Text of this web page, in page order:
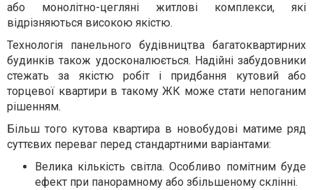
або монолітно-цегляні житлові комплекси, які
відрізняються високою якістю.
Технологія панельного будівництва багатоквартирних
будинків також удосконалюється. Надійні забудовники
стежать за якістю робіт і придбання кутовий або
торцевої квартири в такому ЖК може стати непоганим
рішенням.
Більш того кутова квартира в новобудові матиме ряд
суттєвих переваг перед стандартними варіантами:
Велика кількість світла. Особливо помітним буде
ефект при панорамному або збільшеному склінні.